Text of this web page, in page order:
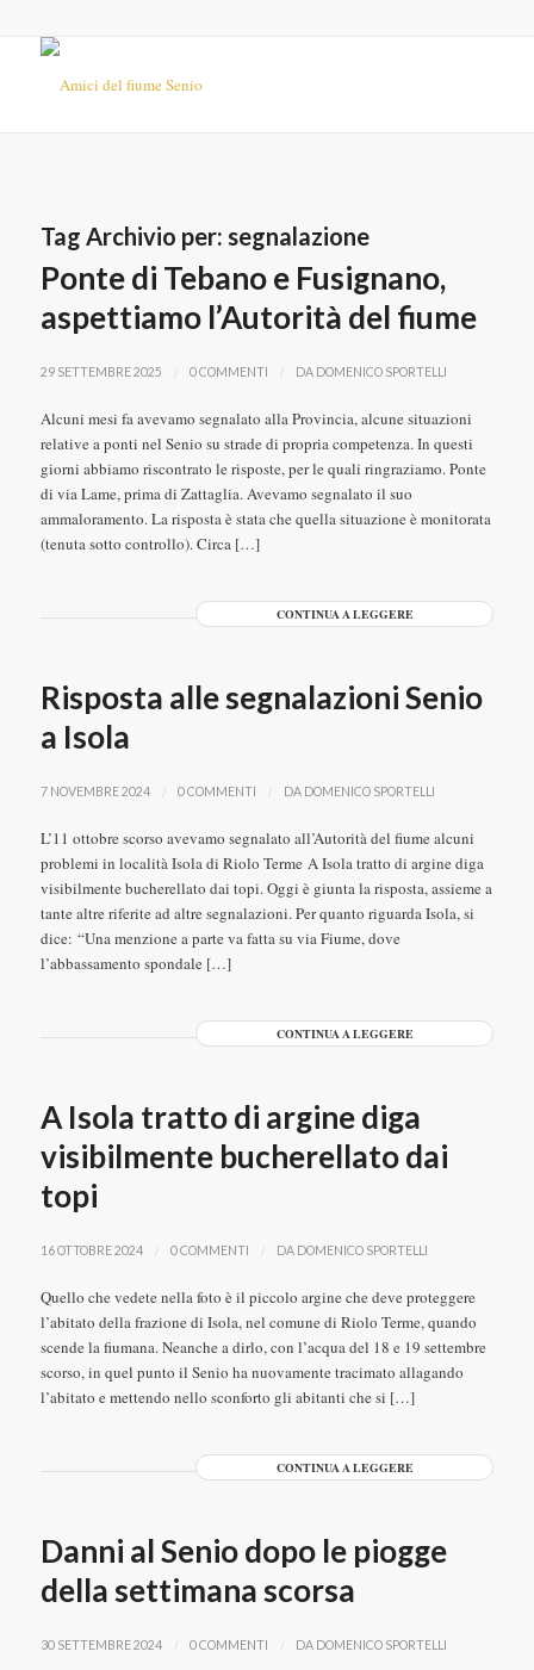
Tag Archivio per: segnalazione
Ponte di Tebano e Fusignano,
aspettiamo l’Autorità del fiume
29 SETTEMBRE 2025 / 0 COMMENTI / DA DOMENICO SPORTELLI
Alcuni mesi fa avevamo segnalato alla Provincia, alcune situazioni
relative a ponti nel Senio su strade di propria competenza. In questi
giorni abbiamo riscontrato le risposte, per le quali ringraziamo. Ponte
di via Lame, prima di Zattaglia. Avevamo segnalato il suo
ammaloramento. La risposta è stata che quella situazione è monitorata
(tenuta sotto controllo). Circa […]
CONTINUA A LEGGERE
Risposta alle segnalazioni Senio
a Isola
7 NOVEMBRE 2024 / 0 COMMENTI / DA DOMENICO SPORTELLI
L’11 ottobre scorso avevamo segnalato all’Autorità del fiume alcuni
problemi in località Isola di Riolo Terme A Isola tratto di argine diga
visibilmente bucherellato dai topi. Oggi è giunta la risposta, assieme a
tante altre riferite ad altre segnalazioni. Per quanto riguarda Isola, si
dice: “Una menzione a parte va fatta su via Fiume, dove
l’abbassamento spondale […]
CONTINUA A LEGGERE
A Isola tratto di argine diga
visibilmente bucherellato dai
topi
16 OTTOBRE 2024 / 0 COMMENTI / DA DOMENICO SPORTELLI
Quello che vedete nella foto è il piccolo argine che deve proteggere
l’abitato della frazione di Isola, nel comune di Riolo Terme, quando
scende la fiumana. Neanche a dirlo, con l’acqua del 18 e 19 settembre
scorso, in quel punto il Senio ha nuovamente tracimato allagando
l’abitato e mettendo nello sconforto gli abitanti che si […]
CONTINUA A LEGGERE
Danni al Senio dopo le piogge
della settimana scorsa
30 SETTEMBRE 2024 / 0 COMMENTI / DA DOMENICO SPORTELLI